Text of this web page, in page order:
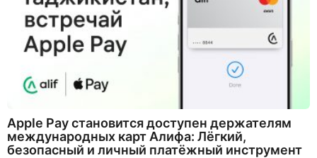
Apple Pay становится доступен держателям
международных карт Алифа: Лёгкий,
безопасный и личный платёжный инструмент